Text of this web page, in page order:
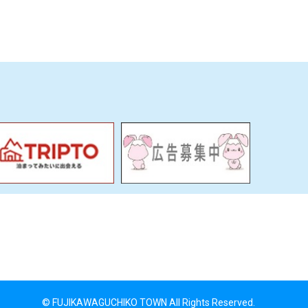
© FUJIKAWAGUCHIKO TOWN All Rights Reserved.